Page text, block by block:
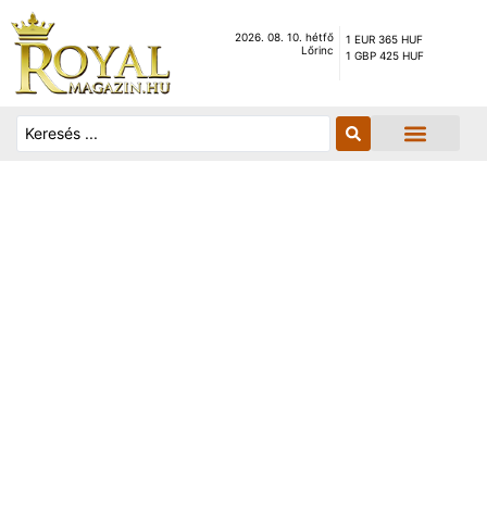
2026. 08. 10. hétfő
Lőrinc
1 EUR 365 HUF
1 GBP 425 HUF